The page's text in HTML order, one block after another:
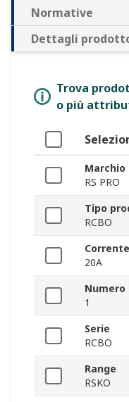
Normative
Dettagli
Trova
o più
Marchio
RS PRO
Tipo
RCBO
20A
Numero
1
Serie
RCBO
Range
RSKO